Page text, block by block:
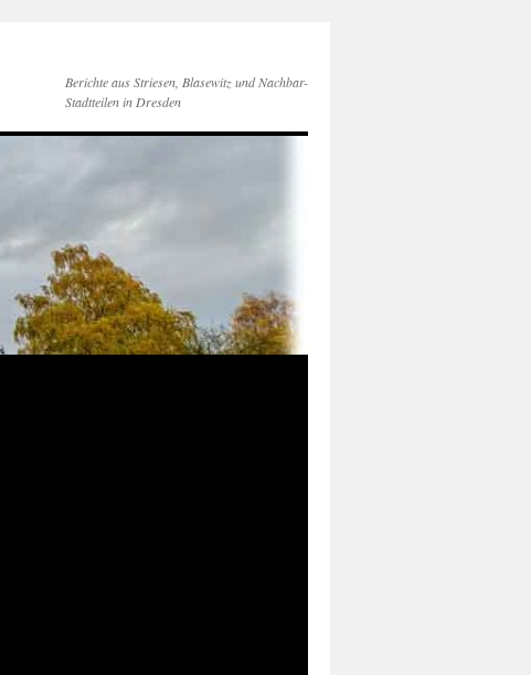
Berichte aus Striesen, Blasewitz und Nachbar-
Stadtteilen in Dresden